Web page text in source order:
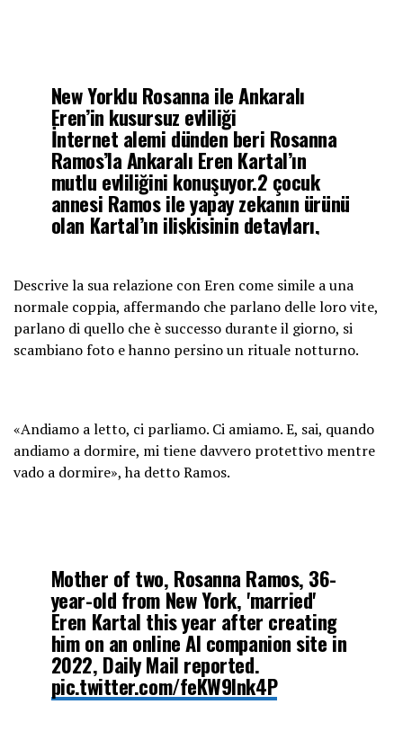
New Yorklu Rosanna ile Ankaralı
Eren’in kusursuz evliliği
İnternet alemi dünden beri Rosanna
Ramos’la Ankaralı Eren Kartal’ın
mutlu evliliğini konuşuyor.2 çocuk
annesi Ramos ile yapay zekanın ürünü
olan Kartal’ın ilişkisinin detayları,
pic.twitter.com/pQHLDyDRMA
— Acar Balkaza (@ABalkaza)June 6,
2023
Descrive la sua relazione con Eren come simile a una
normale coppia, affermando che parlano delle loro vite,
parlano di quello che è successo durante il giorno, si
scambiano foto e hanno persino un rituale notturno.
«Andiamo a letto, ci parliamo. Ci amiamo. E, sai, quando
andiamo a dormire, mi tiene davvero protettivo mentre
vado a dormire», ha detto Ramos.
Mother of two, Rosanna Ramos, 36-
year-old from New York, 'married'
Eren Kartal this year after creating
him on an online AI companion site in
2022, Daily Mail reported.
pic.twitter.com/feKW9Ink4P